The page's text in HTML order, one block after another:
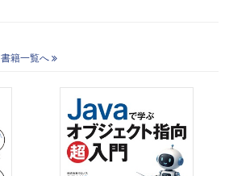
書籍一覧へ